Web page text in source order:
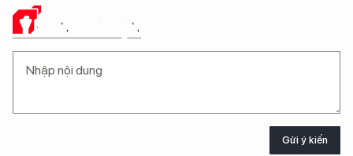
Ý KIẾN CỦA BẠN
Gửi ý kiến